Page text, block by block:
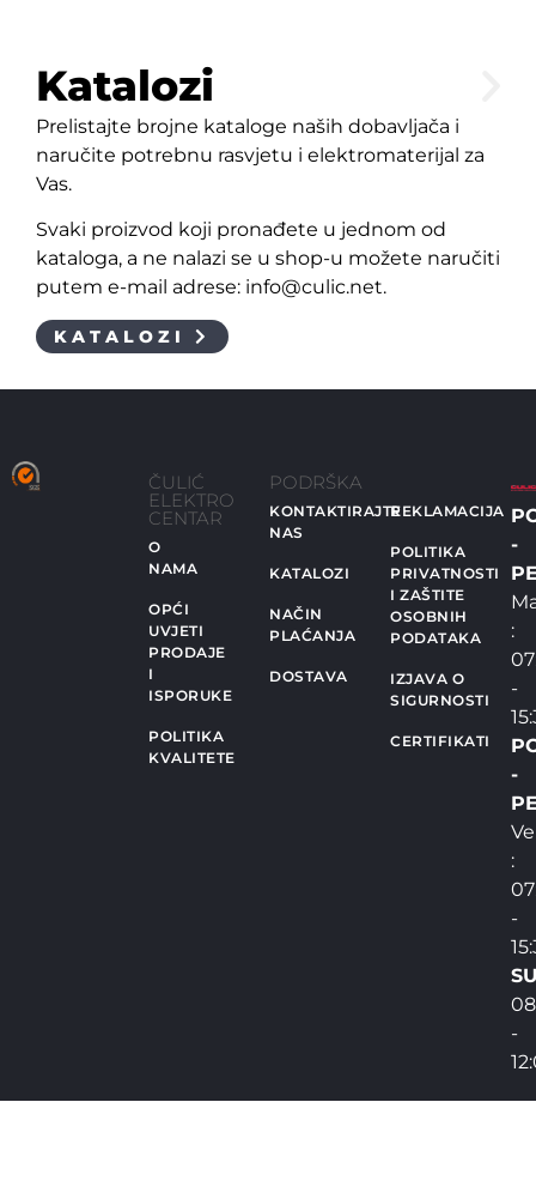
Katalozi
Prelistajte brojne kataloge naših dobavljača i
naručite potrebnu rasvjetu i elektromaterijal za
Vas.
Svaki proizvod koji pronađete u jednom od
kataloga, a ne nalazi se u shop-u možete naručiti
putem e-mail adrese: info@culic.net.
KATALOZI
ČULIĆ
ELEKTRO
CENTAR
O
NAMA
OPĆI
UVJETI
PRODAJE
I
ISPORUKE
POLITIKA
KVALITETE
PODRŠKA
KONTAKTIRAJTE
NAS
KATALOZI
NAČIN
PLAĆANJA
DOSTAVA
REKLAMACIJA
POLITIKA
PRIVATNOSTI
I ZAŠTITE
OSOBNIH
PODATAKA
IZJAVA O
SIGURNOSTI
CERTIFIKATI
-
:
-
-
:
-
-